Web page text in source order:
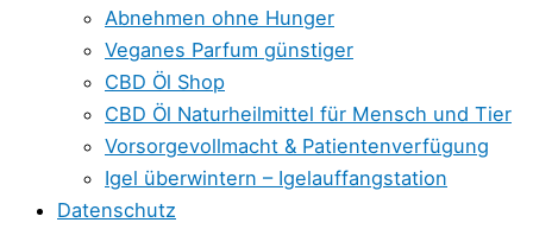
Abnehmen ohne Hunger
Veganes Parfum günstiger
CBD Öl Shop
CBD Öl Naturheilmittel für Mensch und Tier
Vorsorgevollmacht & Patientenverfügung
Igel überwintern – Igelauffangstation
Datenschutz